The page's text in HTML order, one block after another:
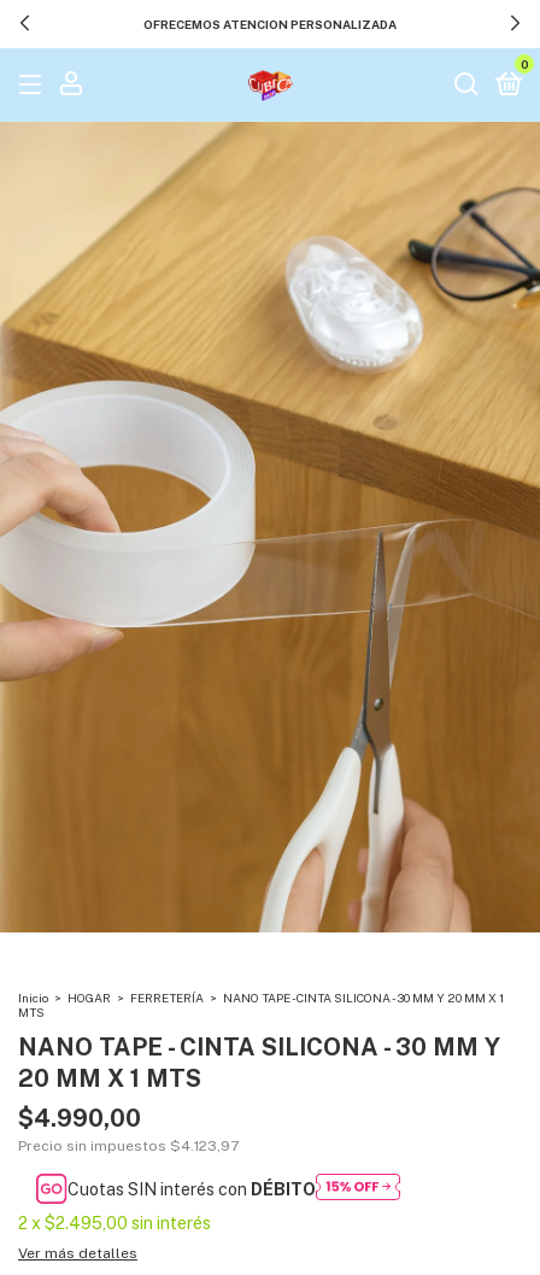
OFRECEMOS ATENCION PERSONALIZADA
0
Inicio > HOGAR > FERRETERÍA > NANO TAPE - CINTA SILICONA - 30 MM Y 20 MM X 1
MTS
NANO TAPE - CINTA SILICONA - 30 MM Y
20 MM X 1 MTS
$4.990,00
Precio sin impuestos $4.123,97
Cuotas SIN interés con DÉBITO
2 x $2.495,00 sin interés
Ver más detalles